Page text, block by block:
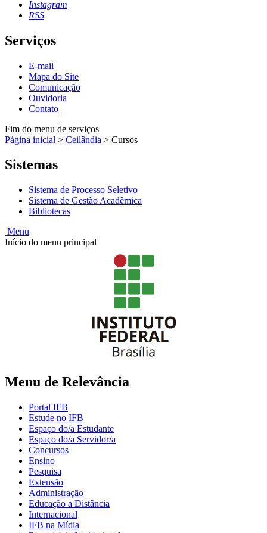
Instagram
RSS
Serviços
E-mail
Mapa do Site
Comunicação
Ouvidoria
Contato
Fim do menu de serviços
Página inicial > Ceilândia > Cursos
Sistemas
Sistema de Processo Seletivo
Sistema de Gestão Acadêmica
Bibliotecas
Menu
Início do menu principal
Menu de Relevância
Portal IFB
Estude no IFB
Espaço do/a Estudante
Espaço do/a Servidor/a
Concursos
Ensino
Pesquisa
Extensão
Administração
Educação a Distância
Internacional
IFB na Mídia